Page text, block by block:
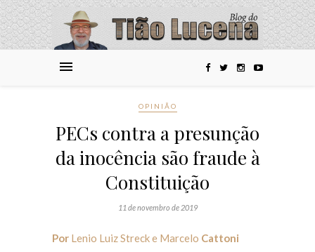
OPINIÃO
PECs contra a presunção
da inocência são fraude à
Constituição
11 de novembro de 2019
Por Lenio Luiz Streck e Marcelo Cattoni